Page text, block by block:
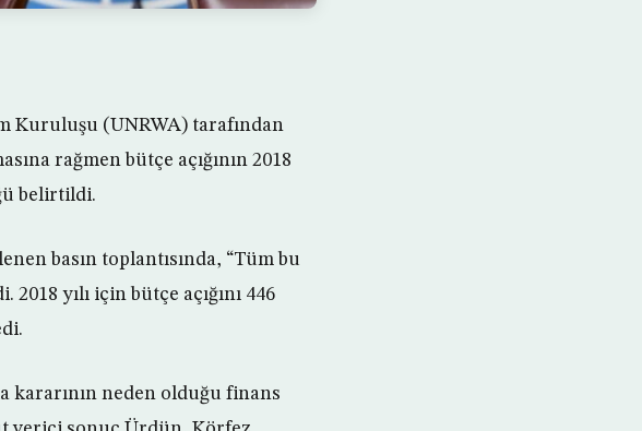
Kuruluşu (UNRWA) tarafından
rağmen bütçe açığının 2018
belirtildi.
basın toplantısında, “Tüm bu
yılı için bütçe açığını 446
kararının neden olduğu finans